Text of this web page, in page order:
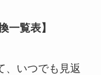
一覧表】
、いつでも見返